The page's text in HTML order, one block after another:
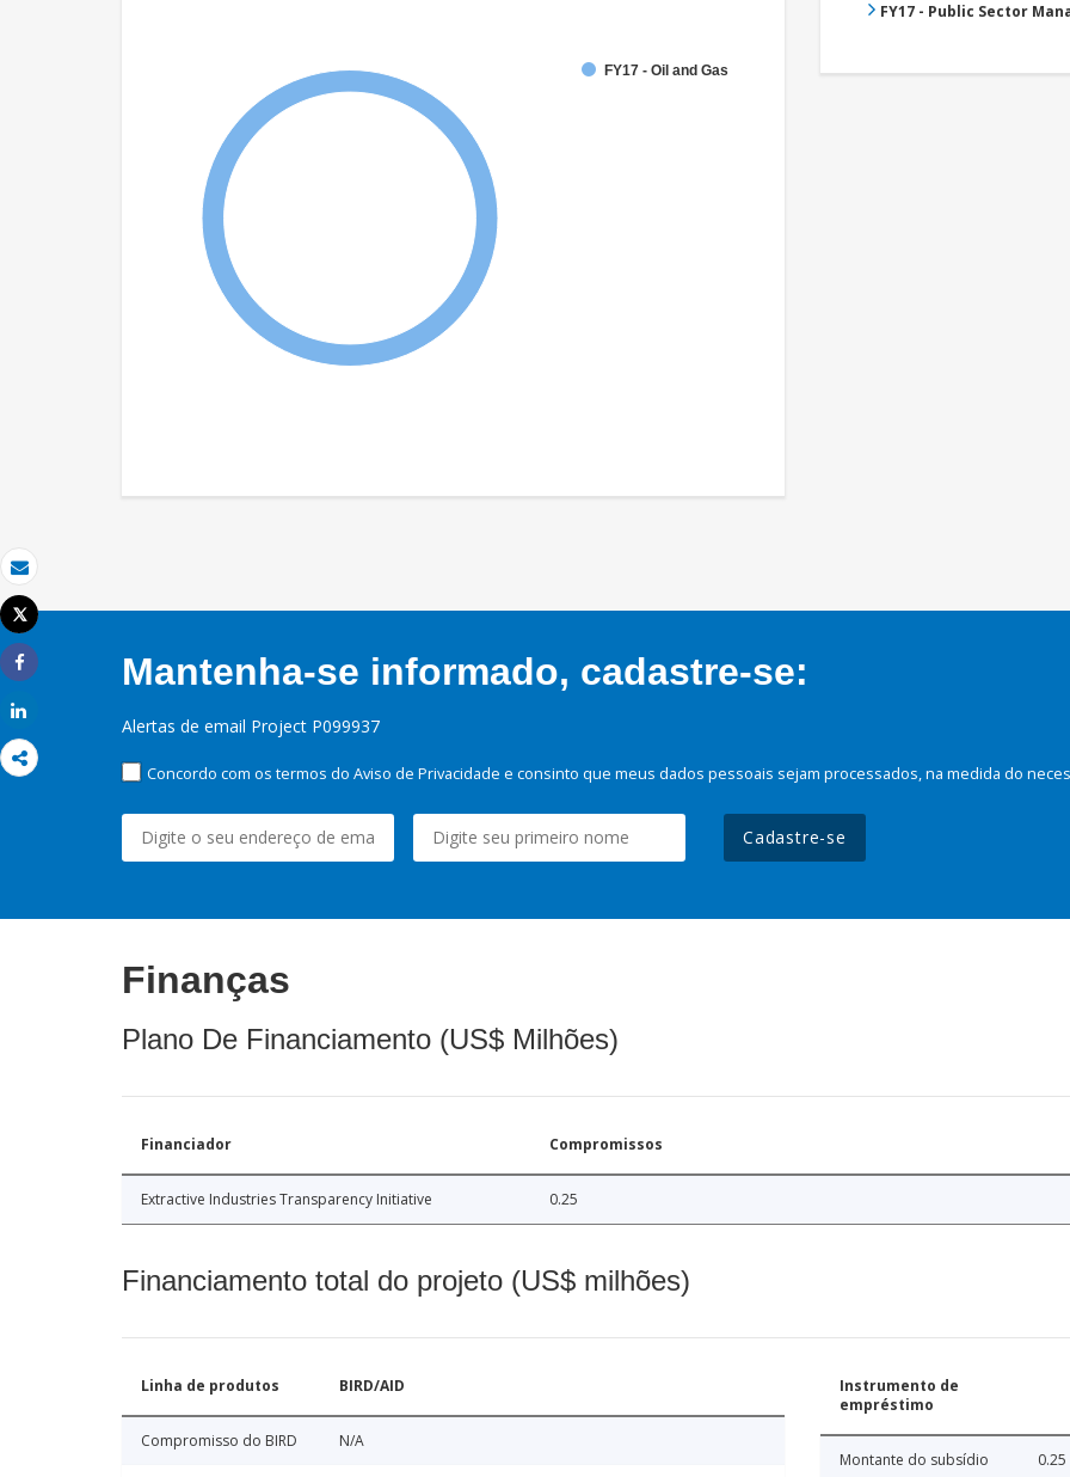
Email
Imprimir
Tweet
Share
FY17 - Oil and Gas
FY17 - Public Sector
Mantenha-se informado, cadastre-se:
Alertas de email Project P099937
Concordo com os termos do Aviso de Privacidade e consinto que meus dados pessoais sejam processados, na medida do
Cadastre-se
Finanças
Plano De Financiamento (US$ Milhões)
Financiador Compromissos
Extractive Industries Transparency Initiative 0.25
Financiamento total do projeto (US$ milhões)
Linha de produtos BIRD/AID
Compromisso do BIRD N/A
Instrumento de
empréstimo
Montante do subsídio 0.25